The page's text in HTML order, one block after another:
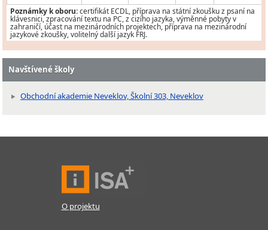
Poznámky k oboru:certifikát ECDL, příprava na státní zkoušku z psaní na
klávesnici, zpracování textu na PC, z cizího jazyka, výměnné pobyty v
zahraničí, účast na mezinárodních projektech, příprava na mezinárodní
jazykové zkoušky, volitelný další jazyk FRJ.
Navštívené školy
Obchodní akademie Neveklov, Školní 303, Neveklov
O projektu